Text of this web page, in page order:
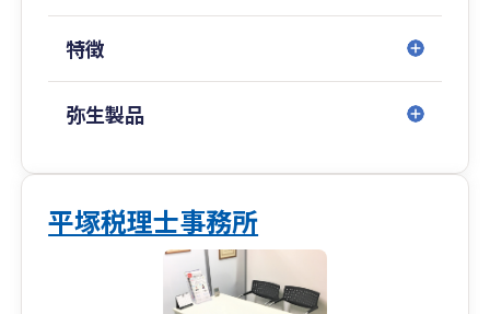
特徴
弥生製品
平塚税理士事務所